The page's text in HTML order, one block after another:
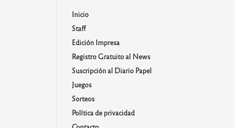
Inicio
Staff
Edición Impresa
Registro Gratuito al News
Suscripción al Diario Papel
Juegos
Sorteos
Política de privacidad